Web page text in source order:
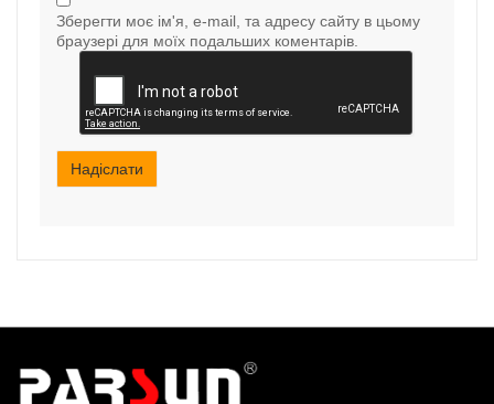
Зберегти моє ім'я, e-mail, та адресу сайту в цьому
браузері для моїх подальших коментарів.
Надіслати